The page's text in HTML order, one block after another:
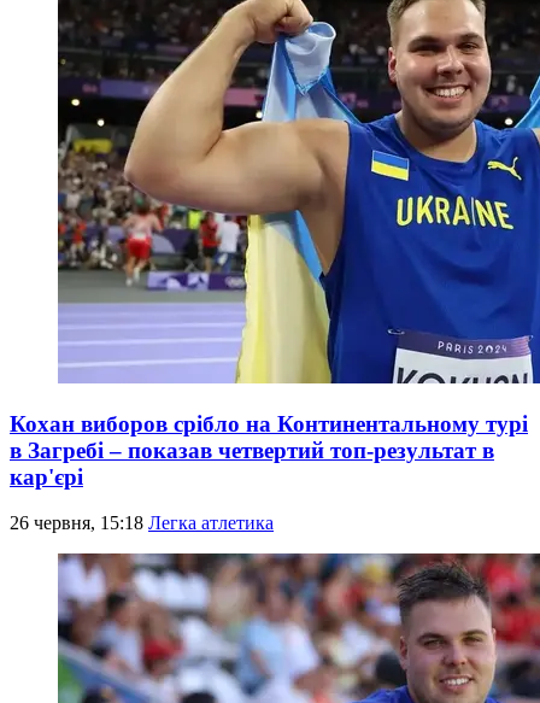
Кохан виборов срібло на Континентальному турі
в Загребі – показав четвертий топ-результат в
кар'єрі
26 червня, 15:18 Легка атлетика